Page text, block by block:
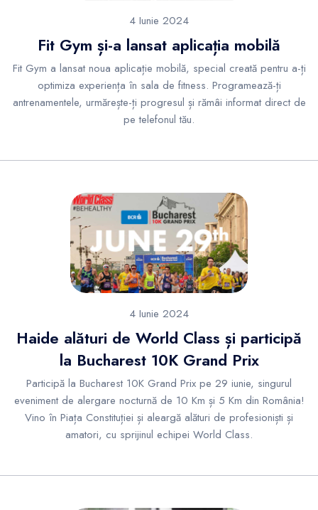
4 Iunie 2024
Fit Gym și-a lansat aplicația mobilă
Fit Gym a lansat noua aplicație mobilă, special creată pentru a-ți
optimiza experiența în sala de fitness. Programează-ți
antrenamentele, urmărește-ți progresul și rămâi informat direct de
pe telefonul tău.
4 Iunie 2024
Haide alături de World Class și participă
la Bucharest 10K Grand Prix
Participă la Bucharest 10K Grand Prix pe 29 iunie, singurul
eveniment de alergare nocturnă de 10 Km și 5 Km din România!
Vino în Piața Constituției și aleargă alături de profesioniști și
amatori, cu sprijinul echipei World Class.